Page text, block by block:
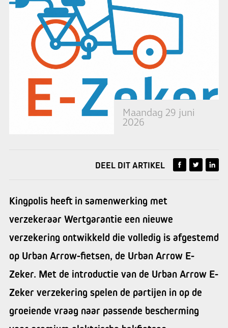
Maandag 29 juni
2026
DEEL DIT ARTIKEL
Kingpolis heeft in samenwerking met
verzekeraar Wertgarantie een nieuwe
verzekering ontwikkeld die volledig is afgestemd
op Urban Arrow-fietsen, de Urban Arrow E-
Zeker. Met de introductie van de Urban Arrow E-
Zeker verzekering spelen de partijen in op de
groeiende vraag naar passende bescherming